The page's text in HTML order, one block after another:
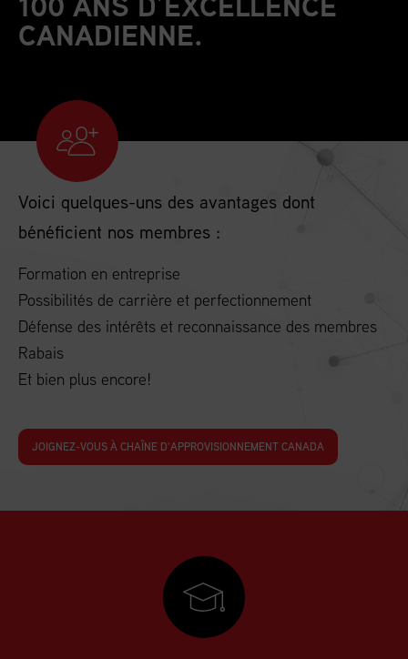
CANADIENNE.
Voici quelques-uns des avantages dont
bénéficient nos membres :
Formation en entreprise
Possibilités de carrière et perfectionnement
Défense des intérêts et reconnaissance des membres
Rabais
Et bien plus encore!
JOIGNEZ-VOUS À CHAÎNE D’APPROVISIONNEMENT CANADA